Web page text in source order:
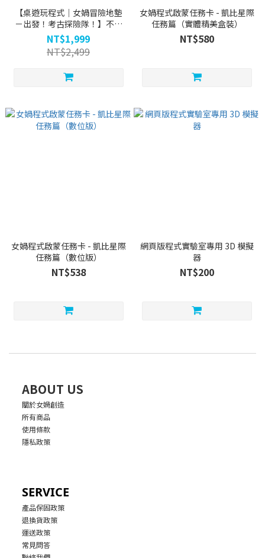
【桌遊玩程式｜女媧冒險地墊
－出發！考古探險隊！】不插
電套組
NT$1,999
NT$2,499
女媧程式啟蒙任務卡 - 凱比星際
任務篇（實體精美盒裝）
NT$580
女媧程式啟蒙任務卡 - 凱比星際
任務篇（數位版）
NT$538
網頁版程式實驗室專用 3D 模擬
器
NT$200
ABOUT US
關於女媧創造
所有商品
使用條款
隱私政策
SERVICE
產品保固政策
退換貨政策
運送政策
常見問答